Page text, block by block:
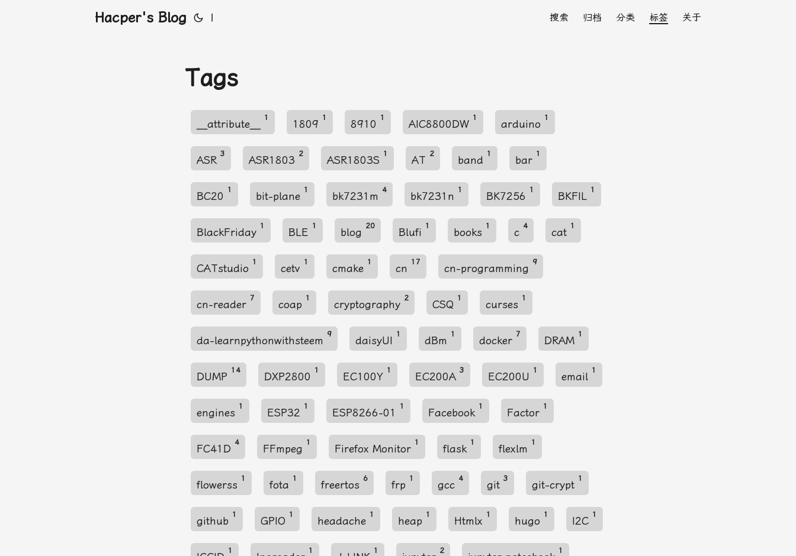
Hacper's Blog | 搜索 归档 分类 标签 关于
Tags
__attribute__
1
1809
1
8910
1
AIC8800DW
1
arduino
1
ASR
3
ASR1803
2
ASR1803S
1
AT
2
band
1
bar
1
BC20
1
bit-plane
1
bk7231m
4
bk7231n
1
BK7256
1
BKFIL
1
BlackFriday
1
BLE
1
blog
20
Blufi
1
books
1
c
4
cat
1
CATstudio
1
cetv
1
cmake
1
cn
17
cn-programming
9
cn-reader
7
coap
1
cryptography
2
CSQ
1
curses
1
da-learnpythonwithsteem
9
daisyUI
1
dBm
1
docker
7
DRAM
1
DUMP
14
DXP2800
1
EC100Y
1
EC200A
3
EC200U
1
email
1
engines
1
ESP32
1
ESP8266-01
1
Facebook
1
Factor
1
FC41D
4
FFmpeg
1
Firefox Monitor
1
flask
1
flexlm
1
flowerss
1
fota
1
freertos
6
frp
1
gcc
4
git
3
git-crypt
1
github
1
GPIO
1
headache
1
heap
1
Htmlx
1
hugo
1
I2C
1
1 1 1 2 1